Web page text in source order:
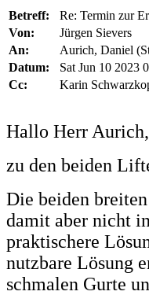
Betreff:
Re: Termin zur
Von:
Jürgen Sievers
An:
Aurich, Daniel
Datum:
Sat Jun 10 2023
Cc:
Karin
Hallo Herr Aurich,
zu den beiden
Die beiden
damit aber nicht
praktischere
nutzbare Lösung
schmalen Gurte